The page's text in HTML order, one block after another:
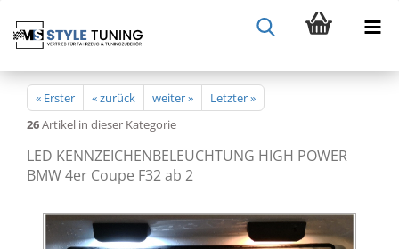
« Erster « zurück weiter »
Letzter »
26Artikel in dieser Kategorie
LED KENNZEICHENBELEUCHTUNG HIGH POWER
BMW 4er Coupe F32 ab 2